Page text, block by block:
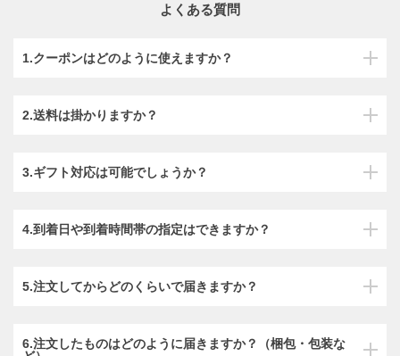
よくある質問
1.クーポンはどのように使えますか？
2.送料は掛かりますか？
3.ギフト対応は可能でしょうか？
4.到着日や到着時間帯の指定はできますか？
5.注文してからどのくらいで届きますか？
6.注文したものはどのように届きますか？（梱包・包装な